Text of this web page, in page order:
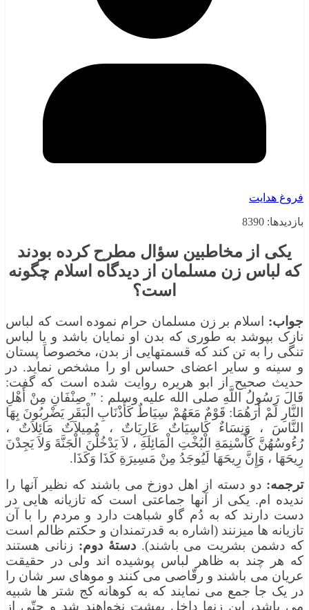
فروغ هدایت
بازدیدها: 8390
یکی از مخاطبین سؤال مطرح کرده بودند
که لباس زن مسلمان از دیدگاه اسلام چگونه
است؟
جواب:
اسلام بر زن مسلمان حرام نموده است که لباس
نازک بپوشد به طوری که بدن او نمایان باشد و یا لباس
تنگی را به تن کند که قسمتهایی از بدن، مخصوصاَ پستان
و سینه و سایر اعضای حساس او را مشخص نماید. در
حدیث صحیح از ابو هریره روایت شده است که گفت:
قَالَ رَسُولُ اللَّهِ صلى الله عليه وسلم : ” صِنْفَانِ مِنْ أَهْلِ
النَّارِ لَمْ أَرَهُمَا: قَوْمٌ مَعَهُمْ سِيَاطٌ كَأَذْنَابِ الْبَقَرِ يَضْرِبُونَ بِهَا
النَّاسَ ، وَنِسَاءٌ كَاسِيَاتٌ عَارِيَاتٌ ، مُمِيلاَتٌ مَائِلاَتٌ ،
رُءُوسُهُنَّ كَأَسْنِمَةِ الْبُخْتِ الْمَائِلَةِ ، لاَ يَدْخُلْنَ الْجَنَّةَ وَلاَ يَجِدْنَ
رِيحَهَا ، وَإِنَّ رِيحَهَا لَيُوجَدُ مِنْ مَسِيرَةِ كَذَا وَكَذَا.
ترجمه: دو دسته از اهل دوزخ می باشند که نظیر آنها را
ندیده ام. یکی از آنها جماعتی است که تازیانه هایی در
دست دارند که به دُم گاو شباهت دارد و مردم را با آن
تازیانه ها میزنند (اشاره به قدرتمندان و حکتم ظالم است
که دشمن بشریت می باشند).دستۀ دوم: زنانی هستند
که هر چند به ظاهر لباس پوشیده اند ولی در حقیقت
عریان می باشند و رقّاصی می کنند و موهای سر شان را
در یک جا جمع می نمایند که به کوهانه کج شتر ها شبیه
می باشد، این زنها داخل بهشت نخواهند شد و حتّی از